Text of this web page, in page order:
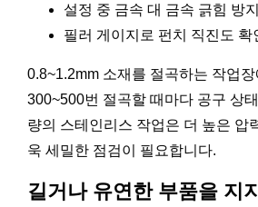
설정 중 금속 대 금속 긁힘 방지
필러 게이지로 펀치 직진도 확
0.8~1.2mm 소재를 절곡하는 작업
300~500번 절곡할 때마다 공구 상
량의 스테인리스 작업은 더 높은 압
욱 세밀한 점검이 필요합니다.
길거나 유연한 부품을 지